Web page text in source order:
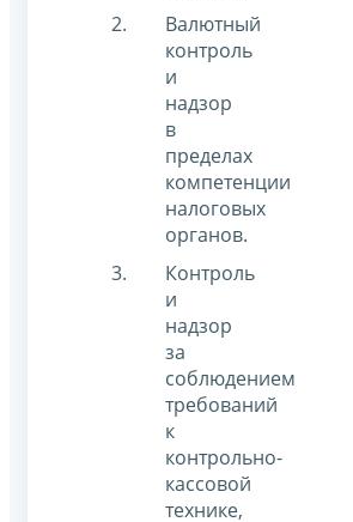
Валютный
контроль
и
надзор
в
пределах
компетенции
налоговых
органов.
Контроль
и
надзор
за
соблюдением
требований
к
контрольно-
кассовой
технике,